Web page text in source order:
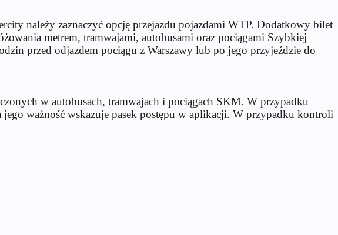
należy zaznaczyć opcję przejazdu pojazdami WTP. Dodatkowy bilet
metrem, tramwajami, autobusami oraz pociągami Szybkiej
przed odjazdem pociągu z Warszawy lub po jego przyjeździe do
w autobusach, tramwajach i pociągach SKM. W przypadku
ważność wskazuje pasek postępu w aplikacji. W przypadku kontroli